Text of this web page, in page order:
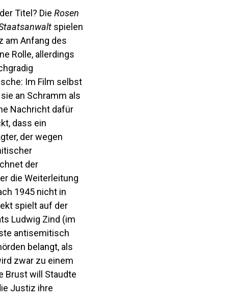
Titel? Die Rosen
spielen
am Anfang des
Rolle, allerdings
Im Film selbst
an Schramm als
Nachricht dafür
dass ein
der wegen
der
die Weiterleitung
1945 nicht in
spielt auf der
Ludwig Zind (im
antisemitisch
belangt, als
zwar zu einem
Brust will Staudte
Justiz ihre